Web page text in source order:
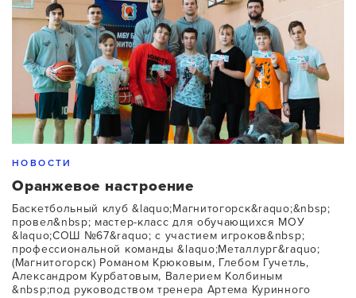
НОВОСТИ
Оранжевое настроение
Баскетбольный клуб &laquo;Магнитогорск&raquo;&nbsp;
провел&nbsp; мастер-класс для обучающихся МОУ
&laquo;СОШ №67&raquo; с участием игроков&nbsp;
профессиональной команды &laquo;Металлург&raquo;
(Магнитогорск) Романом Крюковым, Глебом Гучетль,
Александром Курбатовым, Валерием Колбиным
&nbsp;под руководством тренера Артема Куринного